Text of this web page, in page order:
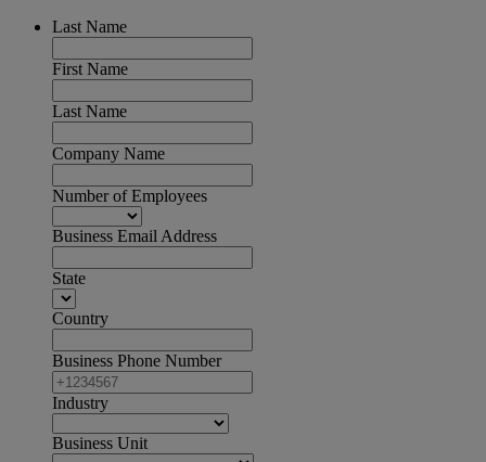
Last Name
First Name
Last Name
Company Name
Number of Employees
Business Email Address
State
Country
Business Phone Number
Industry
Business Unit